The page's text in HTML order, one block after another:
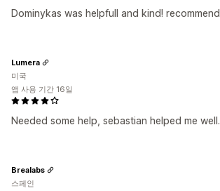
Dominykas was helpfull and kind! recommend
Needed some help, sebastian helped me well.
Lumera
미국
앱 사용 기간 16일
Brealabs
스페인